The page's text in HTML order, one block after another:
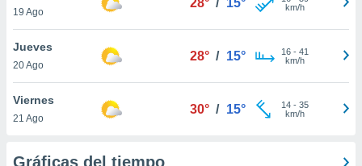
sitio
de
traten tus
en
interés
su
19 Ago
km/h
Jueves
20 Ago
28° / 15° 16- 41
km/h
Viernes
21 Ago
30° / 15° 14- 35
km/h
Gráficas del tiempo